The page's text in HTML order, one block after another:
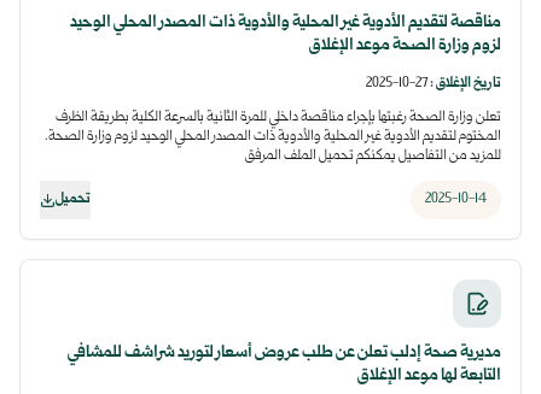
مناقصة لتقديم الأدوية غير المحلية والأدوية ذات المصدر المحلي الوحيد
لزوم وزارة الصحة موعد الإغلاق
تاريخ الإغلاق:
27-10-2025
تعلن وزارة الصحة رغبتها بإجراء مناقصة داخلي للمرة الثانية بالسرعة الكلية بطريقة الظرف
المختوم لتقديم الأدوية غير المحلية والأدوية ذات المصدر المحلي الوحيد لزوم وزارة الصحة.
للمزيد من التفاصيل يمكنكم تحميل الملف المرفق
2025-10-14 تحميل
مديرية صحة إدلب تعلن عن طلب عروض أسعار لتوريد شراشف للمشافي
التابعة لها موعد الإغلاق